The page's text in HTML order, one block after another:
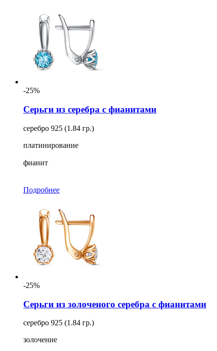
-25%
Серьги из серебра с фианитами
серебро 925 (1.84 гр.)
платинирование
фианит
Подробнее
-25%
Серьги из золоченого серебра с фианитами
серебро 925 (1.84 гр.)
золочение